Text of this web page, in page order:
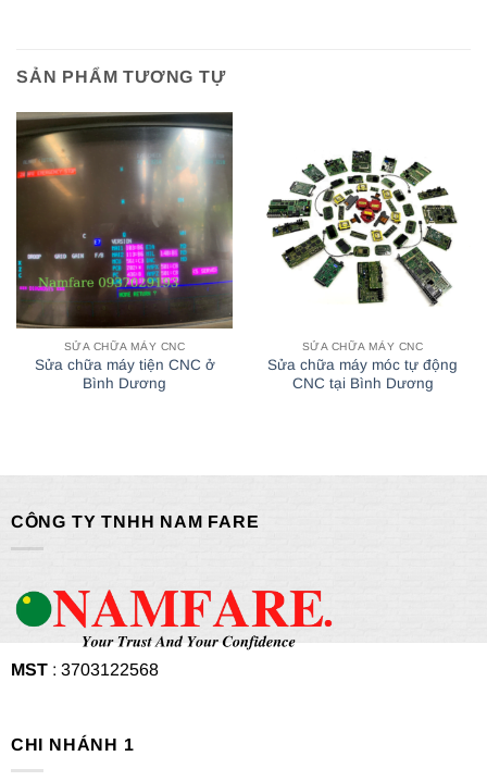
SẢN PHẨM TƯƠNG TỰ
SỬA CHỮA MÁY CNC
Sửa chữa máy tiện CNC ở
Bình Dương
SỬA CHỮA MÁY CNC
Sửa chữa máy móc tự động
CNC tại Bình Dương
CÔNG TY TNHH NAM FARE
MST: 3703122568
CHI NHÁNH 1